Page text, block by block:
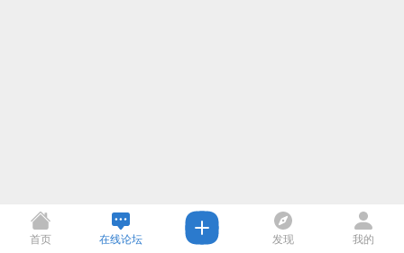
首页 在线论坛 发现 我的